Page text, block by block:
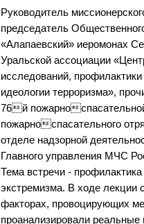
Руководитель
председатель
«Алапаевский» иеромонах
Уральской ассоциации
исследований,
идеологии терроризма»,
76й пожарно
пожарноспасательного
отделе надзорной
Главного управления МЧС
Тема встречи -
экстремизма. В ходе лекции
факторах, провоцирующих
проанализировали